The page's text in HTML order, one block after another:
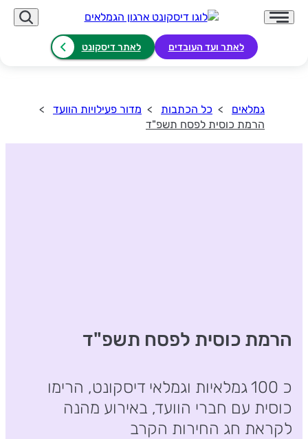
לאתר ועד העובדים לאתר דיסקונט
גמלאים כל הכתבות
מדור פעילויות הוועד
הרמת כוסית לפסח תשפ"ד
הרמת כוסית לפסח תשפ"ד
כ 100 גמלאיות וגמלאי דיסקונט, הרימו
כוסית עם חברי הוועד, באירוע מהנה
לקראת חג החירות הקרב